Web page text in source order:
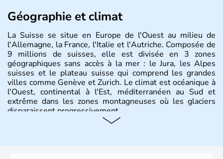
Géographie et climat
La Suisse se situe en Europe de l'Ouest au milieu de
l'Allemagne, la France, l'Italie et l'Autriche. Composée de
9 millions de suisses, elle est divisée en 3 zones
géographiques sans accès à la mer : le Jura, les Alpes
suisses et le plateau suisse qui comprend les grandes
villes comme Genève et Zurich. Le climat est océanique à
l'Ouest, continental à l'Est, méditerranéen au Sud et
extrême dans les zones montagneuses où les glaciers
disparaissent progressivement.